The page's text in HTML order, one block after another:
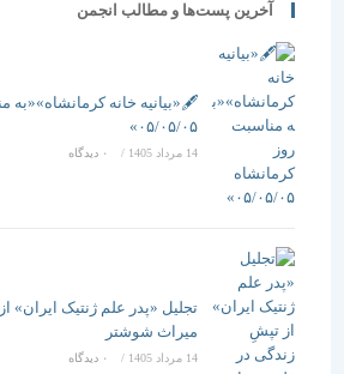
آخرین پست‌ها و مطالب انجمن
🖋️«بیانیه خانه کرمانشاه»«به مناسبت
۰۵/۰۵/۰۵»
/ ۰ دیدگاه
تجلیل «پدر علم ژنتیک ایران» از تپشِ
میراث شوشتر
14 مرداد 1405 / ۰ دیدگاه